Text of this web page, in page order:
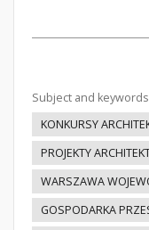
Subject and
KONKURSY
PROJEKTY
WARSZAWA
GOSPODARKA